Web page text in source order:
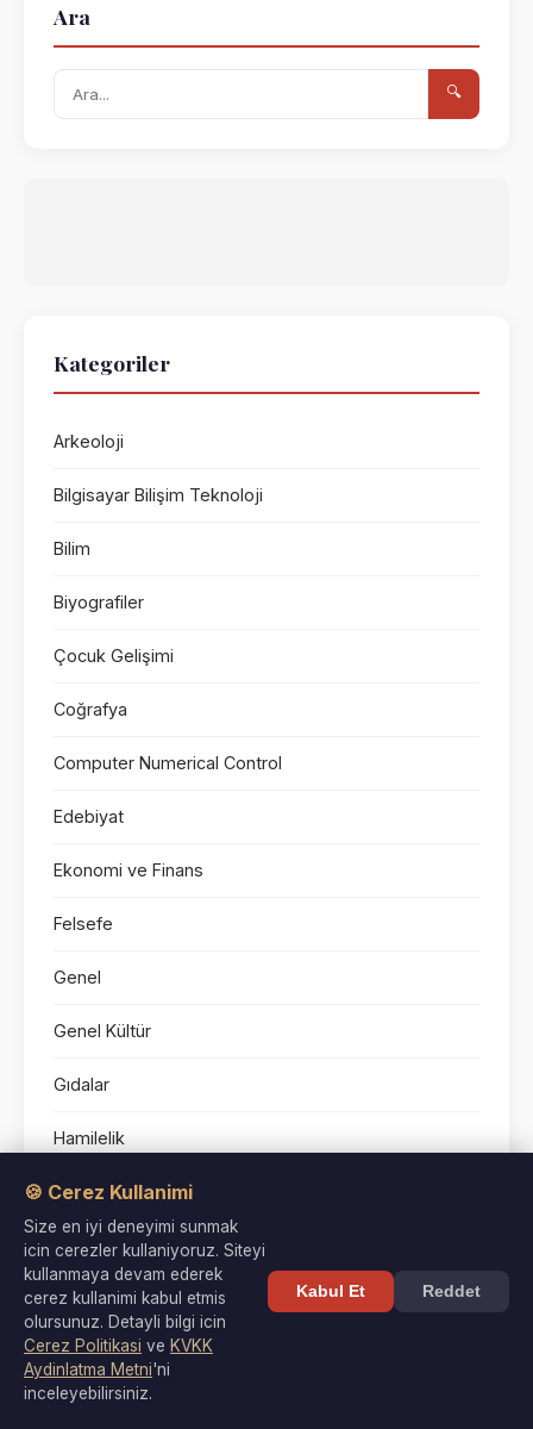
Ara
🔍
Kategoriler
Arkeoloji
Bilgisayar Bilişim Teknoloji
Bilim
Biyografiler
Çocuk Gelişimi
Coğrafya
Computer Numerical Control
Edebiyat
Ekonomi ve Finans
Felsefe
Genel
Genel Kültür
Gıdalar
Hamilelik
Hayvanlar
Osmanlı Tarihi
Sağlık
Sanat
Tarih
🍪 Cerez Kullanimi
Size en iyi deneyimi sunmak
icin cerezler kullaniyoruz. Siteyi
kullanmaya devam ederek
cerez kullanimi kabul etmis
olursunuz. Detayli bilgi icin
Cerez Politikasi ve KVKK
Aydinlatma Metni'ni
inceleyebilirsiniz.
Kabul Et Reddet